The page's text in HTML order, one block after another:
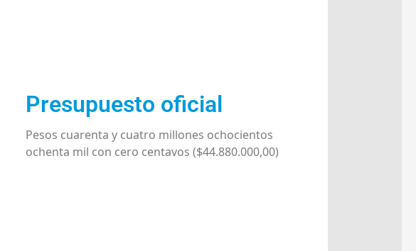
Presupuesto oficial
Pesos cuarenta y cuatro millones ochocientos
ochenta mil con cero centavos ($44.880.000,00)